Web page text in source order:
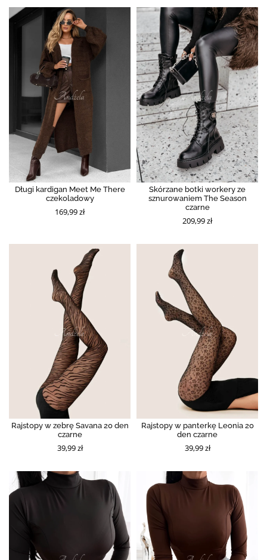
Długi kardigan Meet Me There
czekoladowy
169,99 zł
Skórzane botki workery ze
sznurowaniem The Season
czarne
209,99 zł
Rajstopy w zebrę Savana 20 den
czarne
39,99 zł
Rajstopy w panterkę Leonia 20
den czarne
39,99 zł